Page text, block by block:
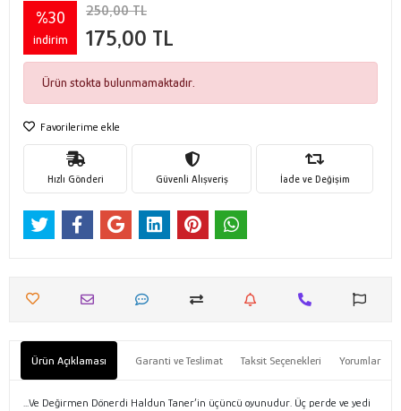
%30
indirim
250,00 TL
175,00 TL
Ürün stokta bulunmamaktadır.
Favorilerime ekle
Hızlı Gönderi Güvenli Alışveriş İade ve Değişim
Ürün Açıklaması Garanti ve Teslimat Taksit Seçenekleri Yorumlar
...Ve Değirmen Dönerdi Haldun Taner’in üçüncü oyunudur. Üç perde ve yedi